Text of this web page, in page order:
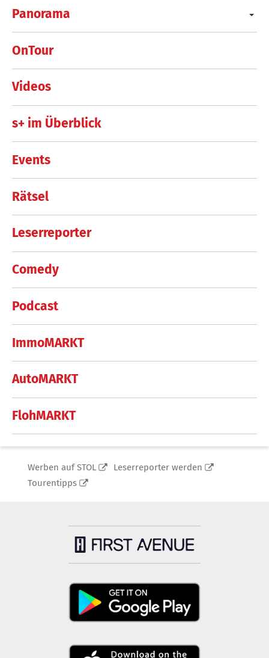
Panorama
OnTour
Videos
s+ im Überblick
Events
Rätsel
Leserreporter
Comedy
Podcast
ImmoMARKT
AutoMARKT
FlohMARKT
Werben auf STOL
Leserreporter werden
Tourentipps